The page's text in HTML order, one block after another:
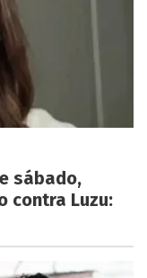
sábado,
contra Luzu: